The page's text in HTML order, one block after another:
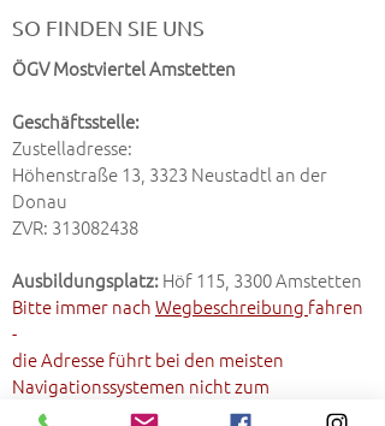
SO FINDEN SIE UNS
ÖGV Mostviertel Amstetten
Geschäftsstelle:
Zustelladresse:
Höhenstraße 13, 3323 Neustadtl an der
Donau
ZVR: 313082438
Ausbildungsplatz:Höf 115, 3300 Amstetten
Bitte immer nachWegbeschreibung fahren
-
die Adresse führt bei den meisten
Navigationssystemen nicht zum
Hundeplatz!